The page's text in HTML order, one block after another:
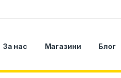
За нас Магазини Блог